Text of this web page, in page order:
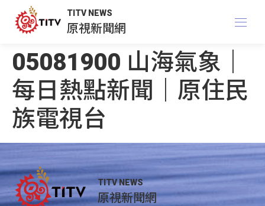
TITV NEWS
原視新聞網
05081900 山海氣象｜
每日熱點新聞｜原住民
族電視台
TITV NEWS
原視新聞網